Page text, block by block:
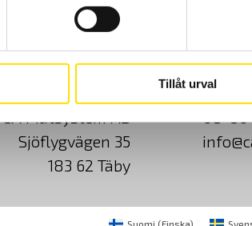
Tillåt urval
Cookies Klagomål
CA Mätsystem AB
Sjöflygvägen 35
183 62 Täby
08-50